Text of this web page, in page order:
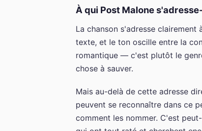
À qui Post Malone
La chanson s'adresse
texte, et le ton oscille entre la
romantique — c'est plutôt le
chose à sauver.
Mais au-delà de cette adresse
peuvent se reconnaître dans ce
comment les nommer. C'est